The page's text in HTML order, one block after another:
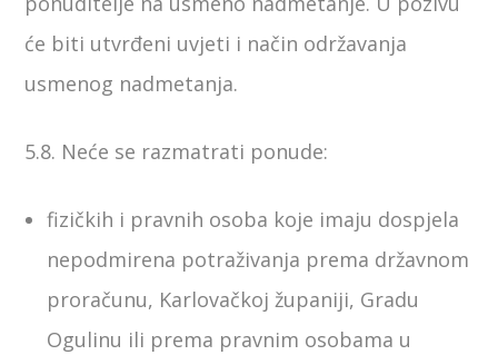
će biti utvrđeni uvjeti i način održavanja
usmenog nadmetanja.
5.8. Neće se razmatrati ponude:
fizičkih i pravnih osoba koje imaju dospjela
nepodmirena potraživanja prema državnom
proračunu, Karlovačkoj županiji, Gradu
Ogulinu ili prema pravnim osobama u